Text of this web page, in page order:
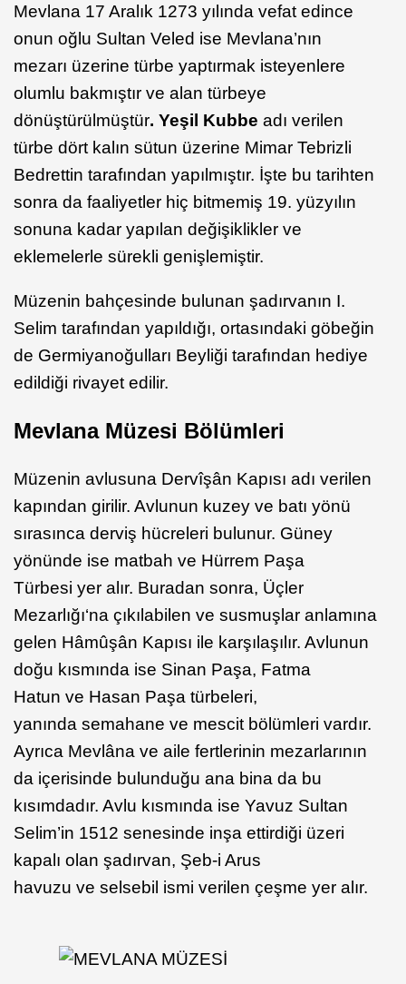
Mevlana 17 Aralık 1273 yılında vefat edince
onun oğlu Sultan Veled ise Mevlana’nın
mezarı üzerine türbe yaptırmak isteyenlere
olumlu bakmıştır ve alan türbeye
dönüştürülmüştür. Yeşil Kubbe adı verilen
türbe dört kalın sütun üzerine Mimar Tebrizli
Bedrettin tarafından yapılmıştır. İşte bu tarihten
sonra da faaliyetler hiç bitmemiş 19. yüzyılın
sonuna kadar yapılan değişiklikler ve
eklemelerle sürekli genişlemiştir.
Müzenin bahçesinde bulunan şadırvanın I.
Selim tarafından yapıldığı, ortasındaki göbeğin
de Germiyanoğulları Beyliği tarafından hediye
edildiği rivayet edilir.
Mevlana Müzesi Bölümleri
Müzenin avlusuna Dervîşân Kapısı adı verilen
kapından girilir. Avlunun kuzey ve batı yönü
sırasınca derviş hücreleri bulunur. Güney
yönünde ise matbah ve Hürrem Paşa
Türbesi yer alır. Buradan sonra, Üçler
Mezarlığı‘na çıkılabilen ve susmuşlar anlamına
gelen Hâmûşân Kapısı ile karşılaşılır. Avlunun
doğu kısmında ise Sinan Paşa, Fatma
Hatun ve Hasan Paşa türbeleri,
yanında semahane ve mescit bölümleri vardır.
Ayrıca Mevlâna ve aile fertlerinin mezarlarının
da içerisinde bulunduğu ana bina da bu
kısımdadır. Avlu kısmında ise Yavuz Sultan
Selim’in 1512 senesinde inşa ettirdiği üzeri
kapalı olan şadırvan, Şeb-i Arus
havuzu ve selsebil ismi verilen çeşme yer alır.